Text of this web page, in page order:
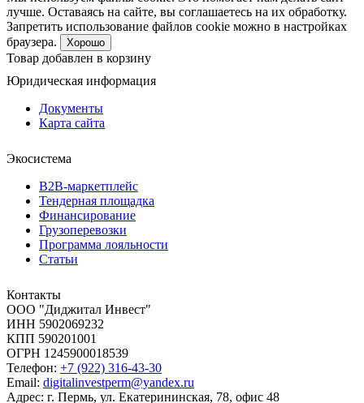
лучше. Оставаясь на сайте, вы соглашаетесь на их обработку.
Запретить использование файлов cookie можно в настройках
браузера.
Хорошо
Товар добавлен в корзину
Юридическая информация
Документы
Карта сайта
Экосистема
B2B‑маркетплейс
Тендерная площадка
Финансирование
Грузоперевозки
Программа лояльности
Статьи
Контакты
ООО "Диджитал Инвест"
ИНН 5902069232
КПП 590201001
ОГРН 1245900018539
Телефон: +7 (922) 316-43-30
Email: digitalinvestperm@yandex.ru
Адрес: г. Пермь, ул. Екатерининская, 78, офис 48